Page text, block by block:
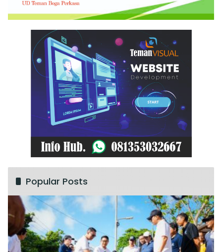
Popular Posts